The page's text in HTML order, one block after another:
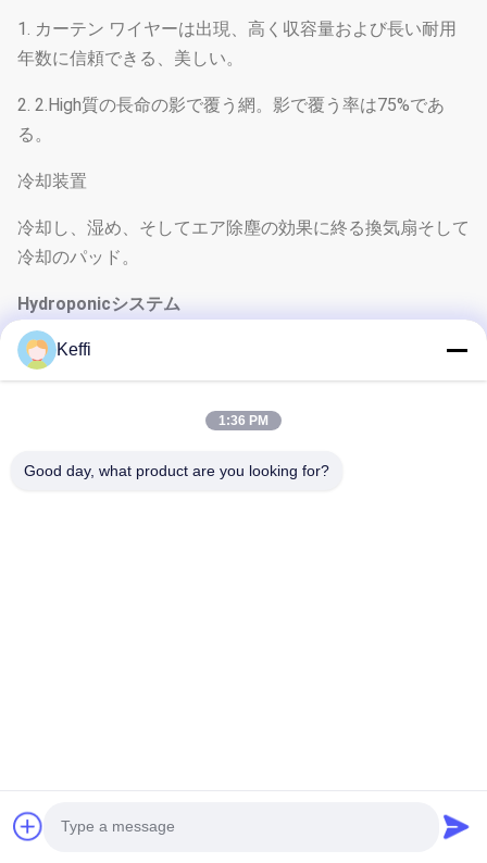
1. カーテン ワイヤーは出現、高く収容量および長い耐用
年数に信頼できる、美しい。
2. 2.High質の長命の影で覆う網。影で覆う率は75%であ
る。
冷却装置
冷却し、湿め、そしてエア除塵の効果に終る換気扇そして
冷却のパッド。
Hydroponicシステム
1.Provide野菜およびフルーツのためのより多くの湿気そ
して栄養物
より整頓された2.Cleaner、
きれいになるべき3.Easy
Keffi
1:36 PM
Good day, what product are you looking for?